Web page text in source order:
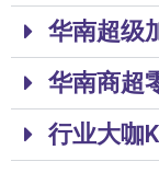
华南超级
华南商超
行业大咖